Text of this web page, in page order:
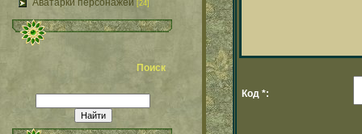
Аватарки персонажей [24]
Поиск
Код *: